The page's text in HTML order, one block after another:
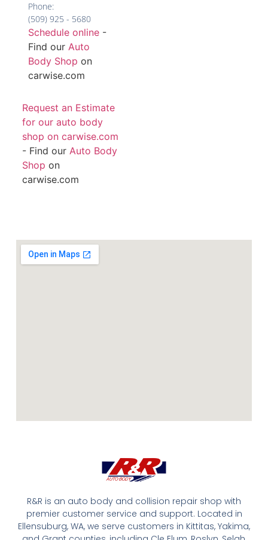
R&R is an auto body and collision repair shop with
premier customer service and support. Located in
Ellensuburg, WA, we serve customers in Kittitas, Yakima,
Phone:
(509) 925 - 5680
Schedule online-
Find our Auto
Body Shop on
carwise.com
Request an Estimate
for our auto body
shop on carwise.com
- Find our Auto Body
Shop on
carwise.com